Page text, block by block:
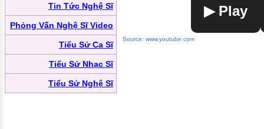
Tin Tức Nghệ Sĩ
Phỏng Vấn Nghệ Sĩ Video
Tiểu Sử Ca Sĩ
Tiểu Sử Nhạc Sĩ
Tiểu Sử Nghệ Sĩ
▶ Play
Source: www.youtube.com